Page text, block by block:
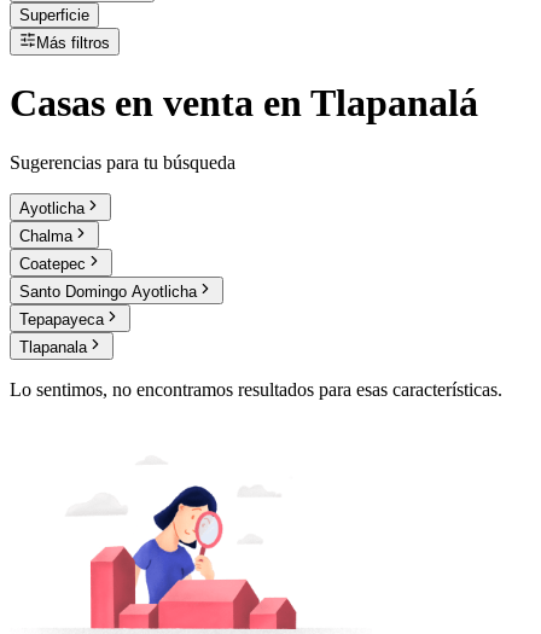
Superficie
Más filtros
Casas en venta en Tlapanalá
Sugerencias para tu búsqueda
Ayotlicha
Chalma
Coatepec
Santo Domingo Ayotlicha
Tepapayeca
Tlapanala
Lo sentimos, no encontramos resultados para esas características.